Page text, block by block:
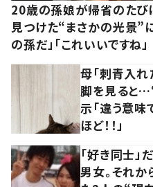
20歳の孫娘が帰省のたび
見つけた“まさかの光景”
の孫だ」「これいいですね」
母「刺青入れ
脚を見ると
示「違う意味
ほど！！」
「好き同士」
男女。それ